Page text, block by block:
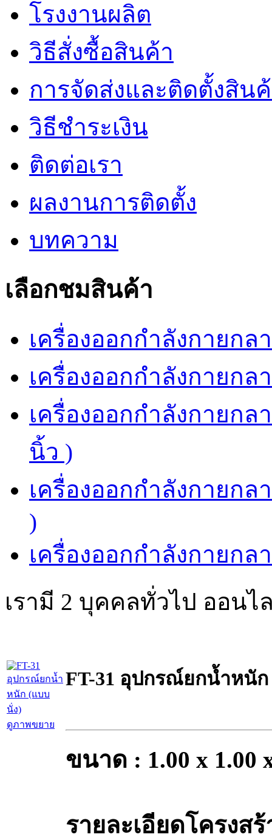
โรงงานผลิต
วิธีสั่งซื้อสินค้า
การจัดส่งและติดตั้งสิน
วิธีชำระเงิน
ติดต่อเรา
ผลงานการติดตั้ง
บทความ
เลือกชมสินค้า
เครื่องออกกำลังกายก
เครื่องออกกำลังกายก
เครื่องออกกำลังกายกล
นิ้ว )
เครื่องออกกำลังกายก
)
เครื่องออกกำลังกายก
เรามี 2 บุคคลทั่วไป ออนไ
ดูภาพขยาย
FT-31 อุปกรณ์ยกน้ำหนั
ขนาด : 1.00 x 1.00
รายละเอียดโครงสร้